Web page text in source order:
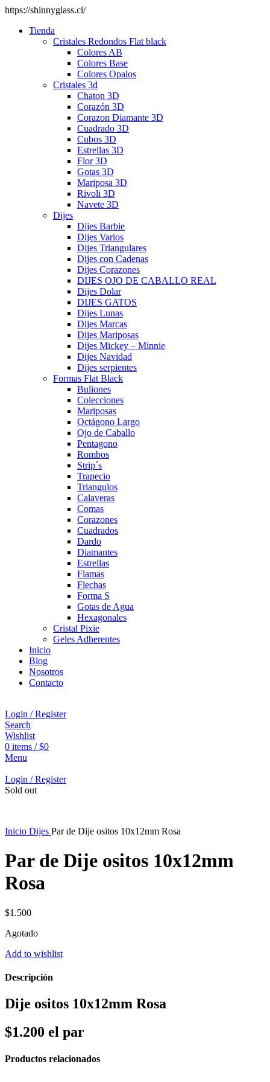
https://shinnyglass.cl/
Tienda
Cristales Redondos Flat black
Colores AB
Colores Base
Colores Opalos
Cristales 3d
Chaton 3D
Corazón 3D
Corazon Diamante 3D
Cuadrado 3D
Cubos 3D
Estrellas 3D
Flor 3D
Gotas 3D
Mariposa 3D
Rivoli 3D
Navete 3D
Dijes
Dijes Barbie
Dijes Varios
Dijes Triangulares
Dijes con Cadenas
Dijes Corazones
DIJES OJO DE CABALLO REAL
Dijes Dolar
DIJES GATOS
Dijes Lunas
Dijes Marcas
Dijes Mariposas
Dijes Mickey – Minnie
Dijes Navidad
Dijes serpientes
Formas Flat Black
Buliones
Colecciones
Mariposas
Octágono Largo
Ojo de Caballo
Pentagono
Rombos
Strip´s
Trapecio
Triangulos
Calaveras
Comas
Corazones
Cuadrados
Dardo
Diamantes
Estrellas
Flamas
Flechas
Forma S
Gotas de Agua
Hexagonales
Cristal Pixie
Geles Adherentes
Inicio
Blog
Nosotros
Contacto
Login / Register
Search
Wishlist
0 items / $0
Menu
Login / Register
Sold out
Inicio Dijes Par de Dije ositos 10x12mm Rosa
Par de Dije ositos 10x12mm
Rosa
$1.500
Agotado
Add to wishlist
Descripción
Dije ositos 10x12mm Rosa
$1.200 el par
Productos relacionados